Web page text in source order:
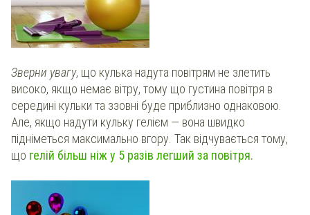
Зверни увагу, що кулька надута повітрям не злетить
високо, якщо немає вітру, тому що густина повітря в
середині кульки та ззовні буде приблизно однаковою.
Але, якщо надути кульку гелієм — вона швидко
підніметься максимально вгору. Так відчувається тому,
що гелій більш ніж у 5 разів легший за повітря.